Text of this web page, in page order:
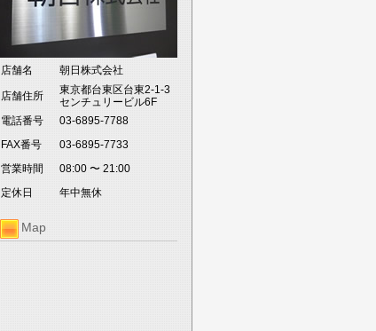
店舗名 朝日株式会社
店舗住所
東京都台東区台東2-1-3
センチュリービル6F
電話番号
03-6895-7788
FAX番号
03-6895-7733
営業時間
08:00 〜 21:00
定休日
年中無休
Map